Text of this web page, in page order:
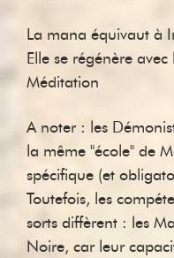
La mana équivaut à
Elle se régénère
Méditation
A noter : les
la même "école" de
spécifique (et
Toutefois, les
sorts diffèrent : les
Noire, car leur